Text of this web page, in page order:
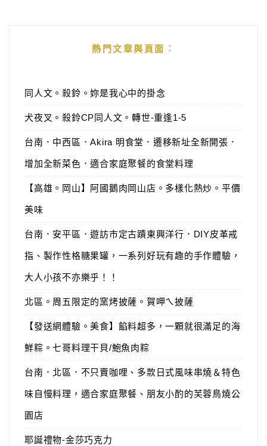
熱門文章與頁面︰
同人文。殺鈴。妳是我心中的掛念
犬夜叉。殺鈴CP同人文。轉世-重逢1-5
台南．中西區．Akira 明食堂．遷移新址全新開張．
增加全新菜色．適合家庭聚餐的食堂料理
【高雄。岡山】阿國鵝肉岡山店。多樣化熱炒。平價
美味
台南．安平區．遊訪市定古蹟東興洋行．DIY皮革戒
指、製作性格糖果罐，一系列好玩有趣的手作體驗，
大人小孩不亦樂乎！！
北區。周五限定的窯烤披薩。賀呷ㄟ披薩
【發送網體驗。美食】餡料超多，一顆就很滿足的海
鮮粽。七哥料理干貝/鮑魚肉粽
台南．北區．不只賣咖哩、多款日式風味串燒＆特色
味自慢料理，適合家庭聚餐、朋友小酌的芙蓉鳥燒公
園店
耶誕禮物-金莎巧克力